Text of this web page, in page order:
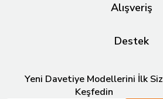
Alışveriş
Destek
Yeni Davetiye Modellerini İlk Siz
Keşfedin